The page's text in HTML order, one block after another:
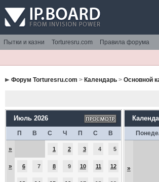
Пытки и казни Torturesru.com Правила форума
Форум Torturesru.com > Календарь> Основной
Июль 2026
П В С Ч П С В
» 1 2 3 4 5
» 6 7 8 9 10 11 12 »